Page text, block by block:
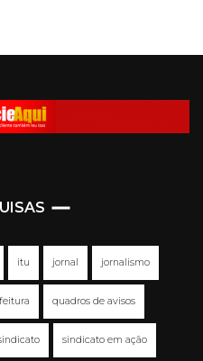
itu jornal jornalismo
quadros de avisos
sindicato em ação